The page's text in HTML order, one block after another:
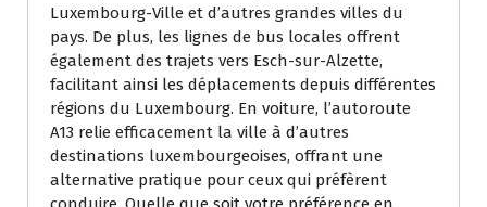
Luxembourg-Ville et d’autres grandes villes du
pays. De plus, les lignes de bus locales offrent
également des trajets vers Esch-sur-Alzette,
facilitant ainsi les déplacements depuis différentes
régions du Luxembourg. En voiture, l’autoroute
A13 relie efficacement la ville à d’autres
destinations luxembourgeoises, offrant une
alternative pratique pour ceux qui préfèrent